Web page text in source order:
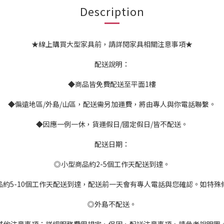
Description
★線上購買大型家具前，請詳閱家具相關注意事項★
配送說明：
◆商品皆免費配送至平面1樓
◆偏遠地區/外島/山區，配送需另加運費，將由專人與你電話聯繫。
◆因應一例一休，貨運假日/國定假日/皆不配送。
配送日期：
◎小型商品約2-5個工作天配送到達。
5-10個工作天配送到達，配送前一天會有專人電話與您確認。如特殊
◎外島不配送。